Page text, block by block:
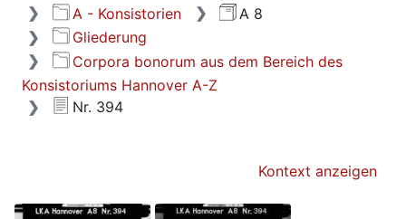
A - Konsistorien
A 8
Gliederung
Corpora bonorum aus dem Bereich des
Konsistoriums Hannover A-Z
Nr. 394
Kontext anzeigen